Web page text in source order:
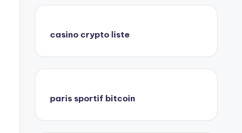
casino crypto liste
paris sportif bitcoin